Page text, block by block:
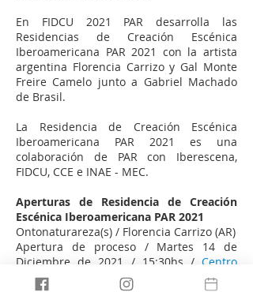
En FIDCU 2021 PAR desarrolla las
Residencias de Creación Escénica
Iberoamericana PAR 2021 con la artista
argentina Florencia Carrizo y Gal Monte
Freire Camelo junto a Gabriel Machado
de Brasil.
La Residencia de Creación Escénica
Iberoamericana PAR 2021 es una
colaboración de PAR con Iberescena,
FIDCU, CCE e INAE - MEC.
Aperturas de Residencia de Creación
Escénica Iberoamericana PAR 2021
Ontonaturareza(s) / Florencia Carrizo (AR)
Apertura de proceso / Martes 14 de
Diciembre de 2021 / 15:30hs / Centro
Cultural de España